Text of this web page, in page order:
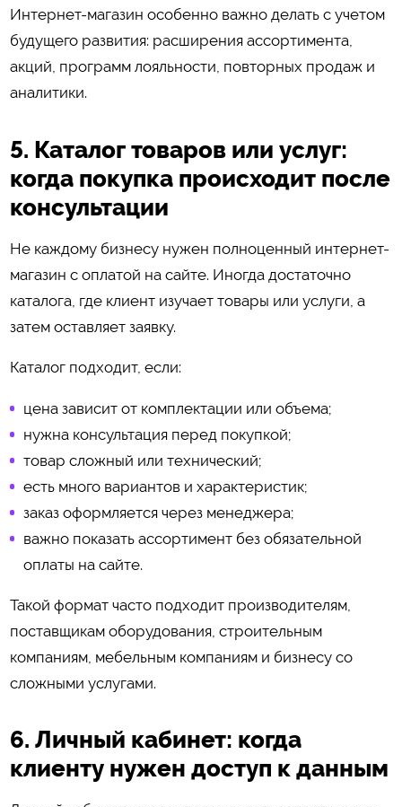
Интернет-магазин особенно важно делать с учетом
будущего развития: расширения ассортимента,
акций, программ лояльности, повторных продаж и
аналитики.
5. Каталог товаров или услуг:
когда покупка происходит после
консультации
Не каждому бизнесу нужен полноценный интернет-
магазин с оплатой на сайте. Иногда достаточно
каталога, где клиент изучает товары или услуги, а
затем оставляет заявку.
Каталог подходит, если:
цена зависит от комплектации или объема;
нужна консультация перед покупкой;
товар сложный или технический;
есть много вариантов и характеристик;
заказ оформляется через менеджера;
важно показать ассортимент без обязательной
оплаты на сайте.
Такой формат часто подходит производителям,
поставщикам оборудования, строительным
компаниям, мебельным компаниям и бизнесу со
сложными услугами.
6. Личный кабинет: когда
клиенту нужен доступ к данным